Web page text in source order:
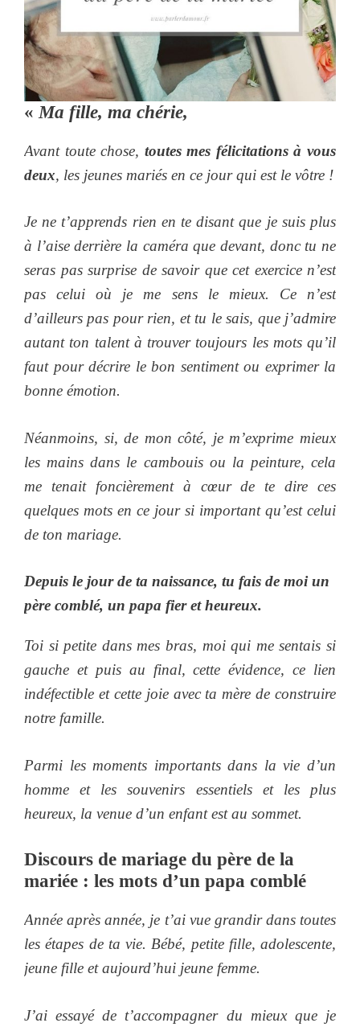
« Ma fille, ma chérie,
Avant toute chose, toutes mes félicitations à vous
deux, les jeunes mariés en ce jour qui est le vôtre !
Je ne t’apprends rien en te disant que je suis plus
à l’aise derrière la caméra que devant, donc tu ne
seras pas surprise de savoir que cet exercice n’est
pas celui où je me sens le mieux. Ce n’est
d’ailleurs pas pour rien, et tu le sais, que j’admire
autant ton talent à trouver toujours les mots qu’il
faut pour décrire le bon sentiment ou exprimer la
bonne émotion.
Néanmoins, si, de mon côté, je m’exprime mieux
les mains dans le cambouis ou la peinture, cela
me tenait foncièrement à cœur de te dire ces
quelques mots en ce jour si important qu’est celui
de ton mariage.
Depuis le jour de ta naissance, tu fais de moi un
père comblé, un papa fier et heureux.
Toi si petite dans mes bras, moi qui me sentais si
gauche et puis au final, cette évidence, ce lien
indéfectible et cette joie avec ta mère de construire
notre famille.
Parmi les moments importants dans la vie d’un
homme et les souvenirs essentiels et les plus
heureux, la venue d’un enfant est au sommet.
Discours de mariage du père de la
mariée : les mots d’un papa comblé
Année après année, je t’ai vue grandir dans toutes
les étapes de ta vie. Bébé, petite fille, adolescente,
jeune fille et aujourd’hui jeune femme.
J’ai essayé de t’accompagner du mieux que je